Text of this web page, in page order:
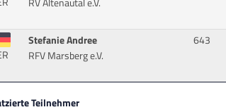
Stefanie Andree
RFV Marsberg e.V.
643
Teilnehmer